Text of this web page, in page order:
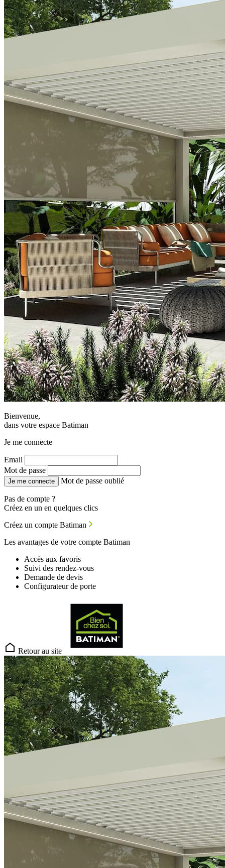
Bienvenue,
dans votre espace Batiman
Je me connecte
Email
Mot de passe
Je me connecte Mot de passe oublié
Pas de compte ?
Créez en un en quelques clics
Créez un compte Batiman
Les avantages de votre compte Batiman
Accès aux favoris
Suivi des rendez-vous
Demande de devis
Configurateur de porte
Retour au site